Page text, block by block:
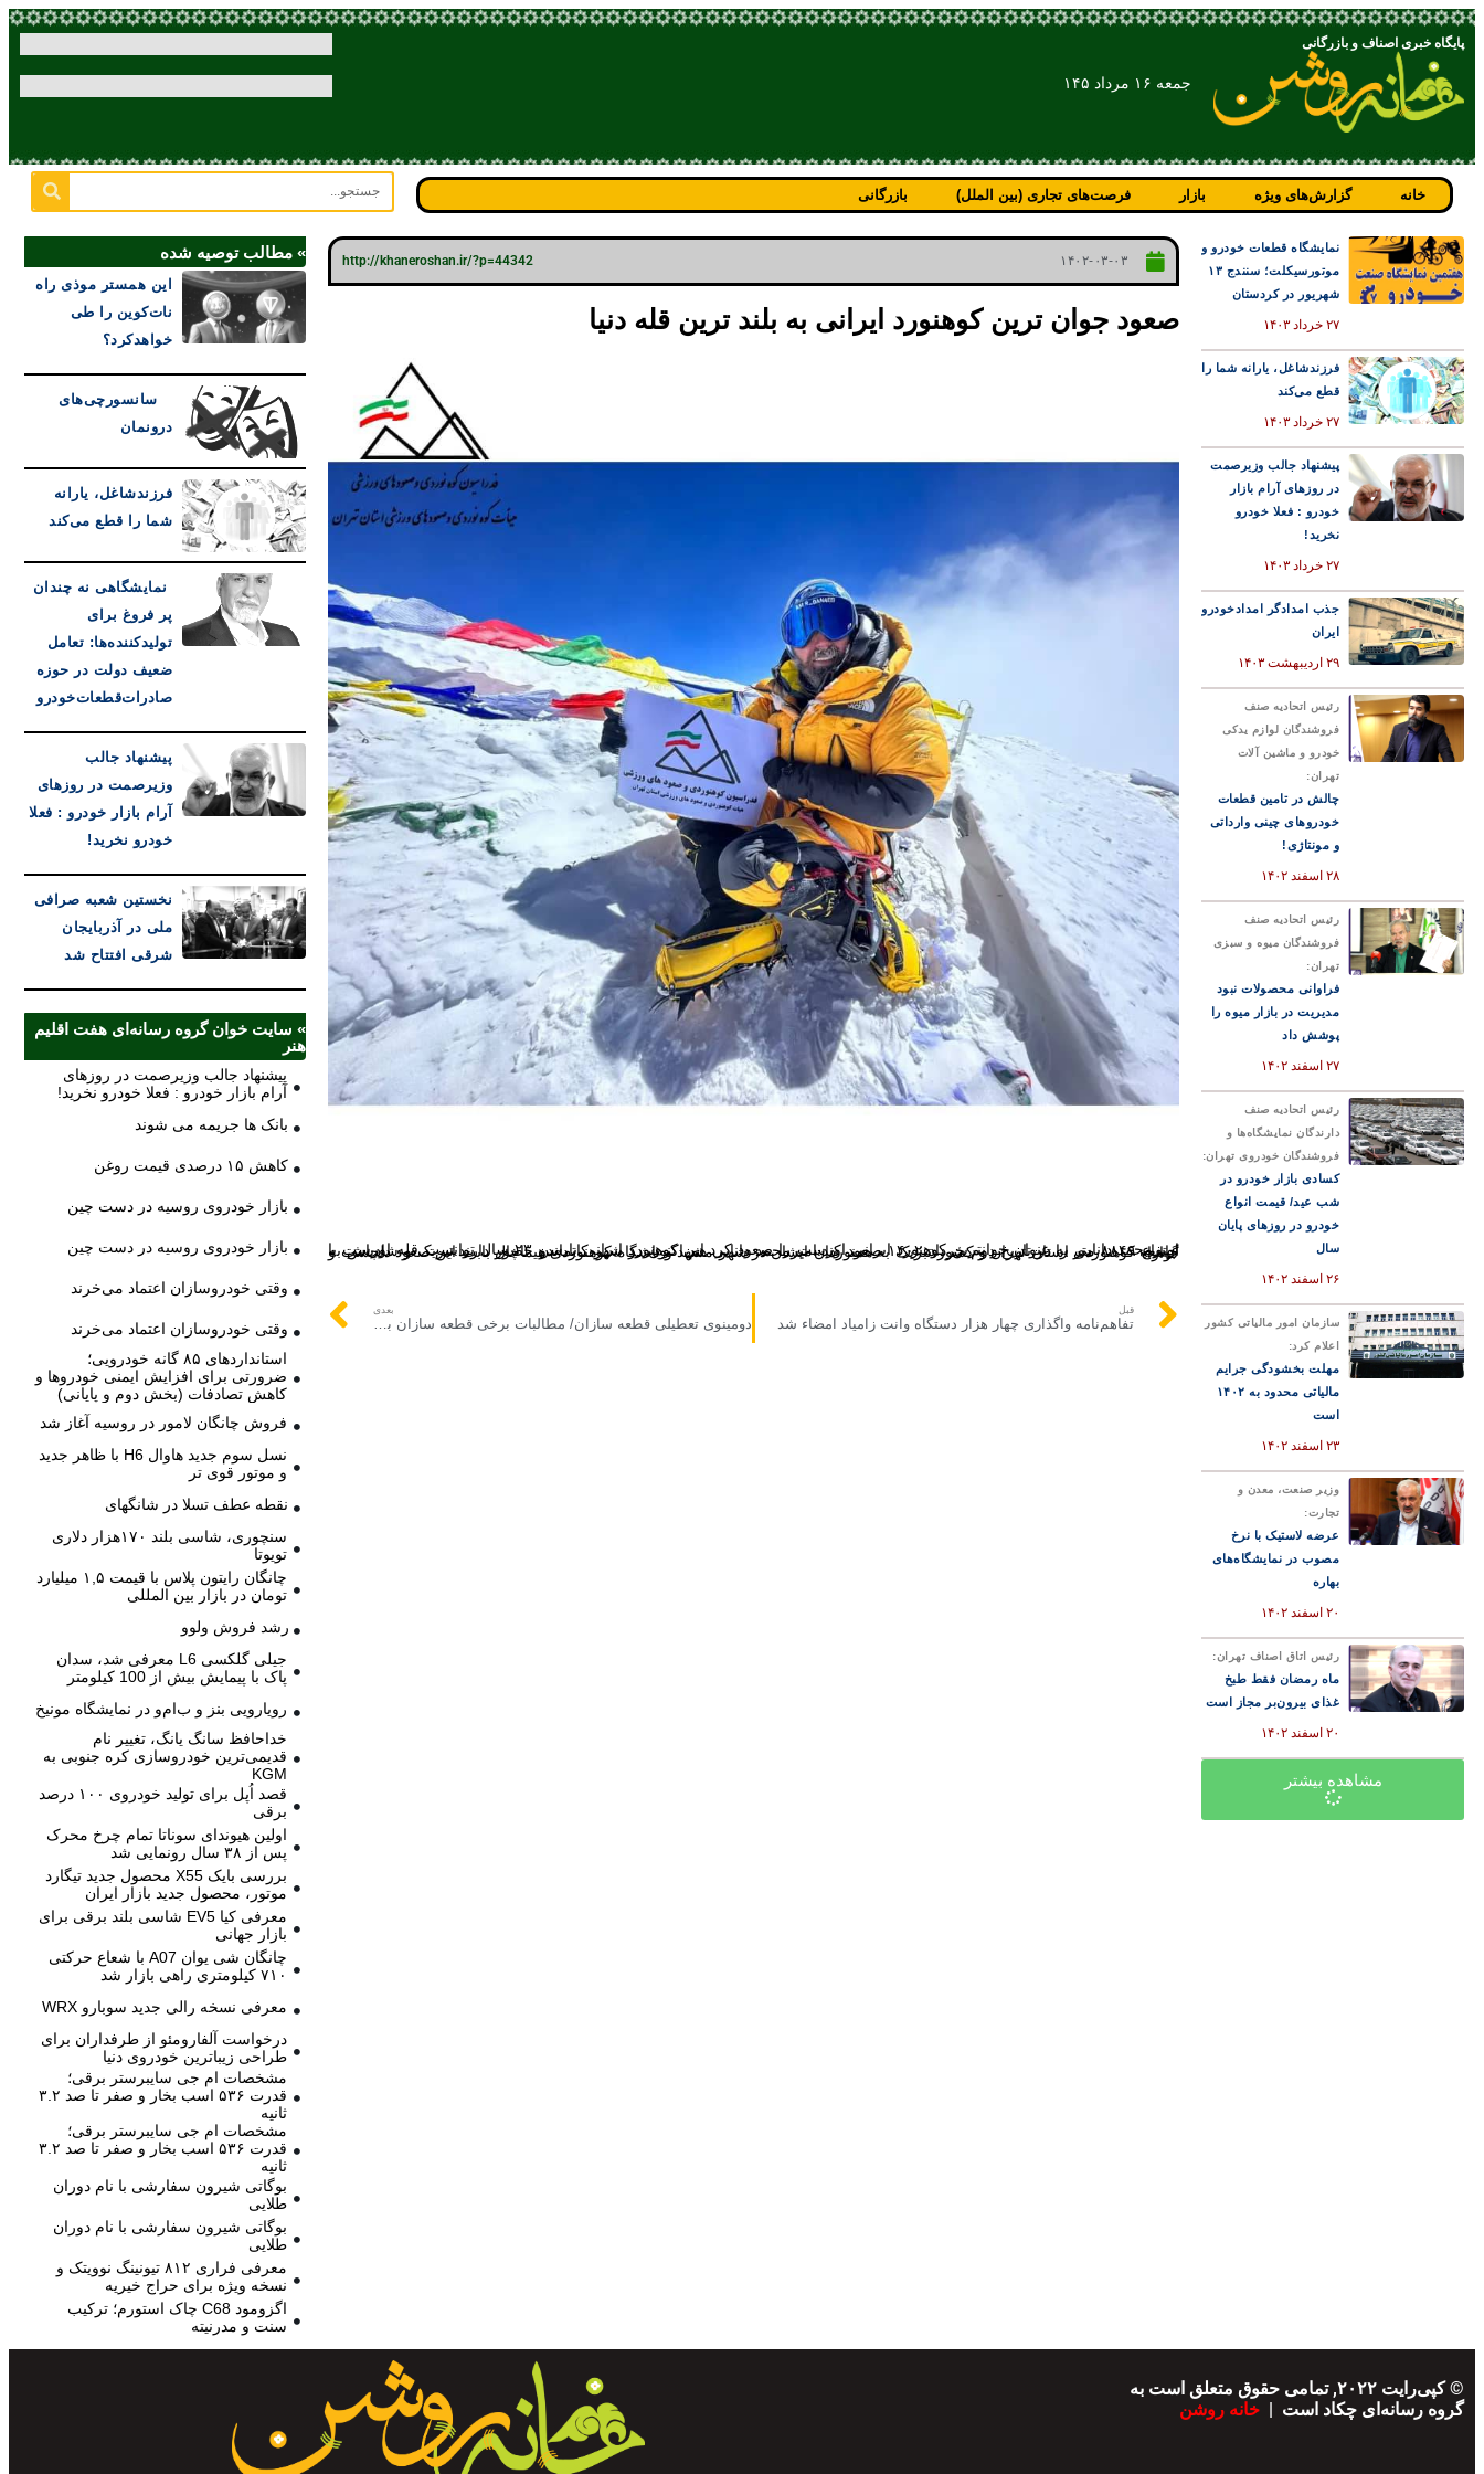
پایگاه خبری اصناف و بازرگانی
جمعه ۱۶ مرداد ۱۴۵
خانه گزارش‌های ویژه بازار فرصت‌های تجاری (بین الملل) بازرگانی
نمایشگاه قطعات خودرو و
موتورسیکلت؛ سنندج ۱۳
شهریور در کردستان
۲۷ خرداد ۱۴۰۳
فرزندشاغل، یارانه شما را
قطع می‌کند
۲۷ خرداد ۱۴۰۳
پیشنهاد جالب وزیرصمت
در روزهای آرام بازار
خودرو : فعلا خودرو
نخرید!
۲۷ خرداد ۱۴۰۳
جذب امدادگر امدادخودرو
ایران
۲۹ اردیبهشت ۱۴۰۳
رئیس اتحادیه صنف
فروشندگان لوازم یدکی
خودرو و ماشین آلات
تهران:
چالش در تامین قطعات
خودروهای چینی وارداتی
و مونتاژی!
۲۸ اسفند ۱۴۰۲
رئیس اتحادیه صنف
فروشندگان میوه و سبزی
تهران:
فراوانی محصولات نبود
مدیریت در بازار میوه را
پوشش داد
۲۷ اسفند ۱۴۰۲
رئیس اتحادیه صنف
دارندگان نمایشگاه‌ها و
فروشندگان خودروی تهران:
کسادی بازار خودرو در
شب عید/ قیمت انواع
خودرو در روزهای پایان
سال
۲۶ اسفند ۱۴۰۲
سازمان امور مالیاتی کشور
اعلام کرد:
مهلت بخشودگی جرایم
مالیاتی محدود به ۱۴۰۲
است
۲۳ اسفند ۱۴۰۲
وزیر صنعت، معدن و
تجارت:
عرضه لاستیک با نرخ
مصوب در نمایشگاه‌های
بهاره
۲۰ اسفند ۱۴۰۲
رئیس اتاق اصناف تهران:
ماه رمضان فقط طبخ
غذای بیرون‌بر مجاز است
۲۰ اسفند ۱۴۰۲
مشاهده بیشتر
۱۴۰۲-۰۳-۰۳ http://khaneroshan.ir/?p=44342
صعود جوان ترین کوهنورد ایرانی به بلند ترین قله دنیا
امیرمحمد دانایی به عنوان جوانترین کوهنورد ایرانی اورست را صعود کرد.
این کوهنورد ایرانی با سن ۲۳ سال توانست قله اورست با ارتفاع ۸۸۴۹ متر را در تاریخ دوم خرداد ۱۴۰۲ صعود کند. امیرمحمد دانایی هم اکنون در شهر کاتماندو حضور دارند. تبریک و شادباش به جامعه کوهنوردی استان تهران و کشور،تبریک به همنوردان ایشان در شهر مشهد و باشگاه کوهنوردی هیماچال بابت این صعود دلچسب و گوارا.
قبل
تفاهم‌نامه واگذاری چهار هزار دستگاه وانت زامیاد امضاء شد
بعدی
دومینوی تعطیلی قطعه سازان/ مطالبات برخی قطعه سازان به ۱۰ ماه رسیده است
» مطالب توصیه شده
این همستر موذی راه
نات‌کوین را طی
خواهدکرد؟
سانسورچی‌های
درونمان
فرزندشاغل، یارانه
شما را قطع می‌کند
نمایشگاهی نه چندان
پر فروغ برای
تولیدکننده‌ها: تعامل
ضعیف دولت در حوزه
صادرات‌قطعات‌خودرو
پیشنهاد جالب
وزیرصمت در روزهای
آرام بازار خودرو : فعلا
خودرو نخرید!
نخستین شعبه صرافی
ملی در آذربایجان
شرقی افتتاح شد
» سایت خوان گروه رسانه‌ای هفت اقلیم
هنر
پیشنهاد جالب وزیرصمت در روزهای
آرام بازار خودرو : فعلا خودرو نخرید!
بانک ها جریمه می شوند
کاهش ۱۵ درصدی قیمت روغن
بازار خودروی روسیه در دست چین
بازار خودروی روسیه در دست چین
وقتی خودروسازان اعتماد می‌خرند
وقتی خودروسازان اعتماد می‌خرند
استانداردهای ۸۵ گانه خودرویی؛
ضرورتی برای افزایش ایمنی خودروها و
کاهش تصادفات (بخش دوم و پایانی)
فروش چانگان لامور در روسیه آغاز شد
نسل سوم جدید هاوال H6 با ظاهر جدید
و موتور قوی تر
نقطه عطف تسلا در شانگهای
سنچوری، شاسی بلند ۱۷۰هزار دلاری
تویوتا
چانگان رایتون پلاس با قیمت ۱,۵ میلیارد
تومان در بازار بین المللی
رشد فروش ولوو
جیلی گلکسی L6 معرفی شد، سدان
پاک با پیمایش بیش از 100 کیلومتر
رویارویی بنز و ب‌ام‌و در نمایشگاه مونیخ
خداحافظ سانگ یانگ، تغییر نام
قدیمی‌ترین خودروسازی کره جنوبی به
KGM
قصد اُپل برای تولید خودروی ۱۰۰ درصد
برقی
اولین هیوندای سوناتا تمام چرخ محرک
پس از ۳۸ سال رونمایی شد
بررسی بایک X55 محصول جدید تیگارد
موتور، محصول جدید بازار ایران
معرفی کیا EV5 شاسی بلند برقی برای
بازار جهانی
چانگان شی یوان A07 با شعاع حرکتی
۷۱۰ کیلومتری راهی بازار شد
معرفی نسخه رالی جدید سوبارو WRX
درخواست آلفارومئو از طرفداران برای
طراحی زیباترین خودروی دنیا
مشخصات ام جی سایبرستر برقی؛
قدرت ۵۳۶ اسب بخار و صفر تا صد ۳.۲
ثانیه
مشخصات ام جی سایبرستر برقی؛
قدرت ۵۳۶ اسب بخار و صفر تا صد ۳.۲
ثانیه
بوگاتی شیرون سفارشی با نام دوران
طلایی
بوگاتی شیرون سفارشی با نام دوران
طلایی
معرفی فراری ۸۱۲ تیونینگ نوویتک و
نسخه ویژه برای حراج خیریه
اگزومود C68 چاک استورم؛ ترکیب
سنت و مدرنیته
© کپی‌رایت ۲۰۲۲, تمامی حقوق متعلق است به
گروه رسانه‌ای چکاد است | خانه روشن